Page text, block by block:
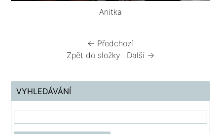
Anitka
← Předchozí
Zpět do složky
Další →
VYHLEDÁVÁNÍ